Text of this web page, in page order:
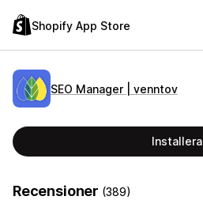
Shopify App Store
SEO Manager | venntov
Installera
Recensioner (389)